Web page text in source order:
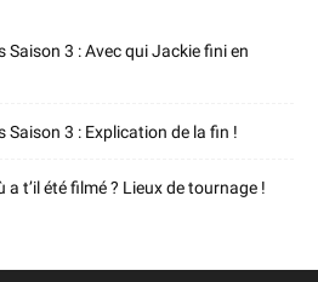
Saison 3 : Avec qui Jackie fini en
Saison 3 : Explication de la fin !
t’il été filmé ? Lieux de tournage !